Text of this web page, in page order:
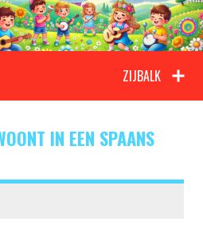
Kinderliedjes
ZIJBALK
IN EEN SPAANS